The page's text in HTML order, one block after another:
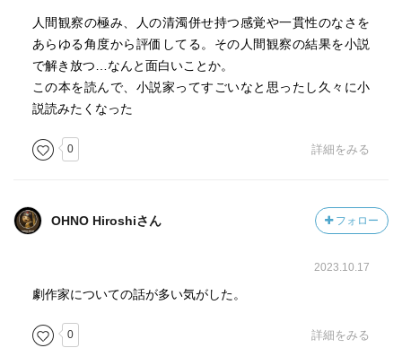
読めば直ぐ分かるように、非常に複雑な思想でも明快に表
現することは可能である。ヒュームの思想を理解するのは
の細かい含蓄まではもちろん理解できないであろう。しか
し、およそ教育のあるものなら、ヒュームの個々の文がど
る。バークリーにしても、言葉の点だけなら、彼ほど洗練
された英語を書いた人はまずいない。ものを書く人間に見
で、もう一つは我儘による。明瞭に書くことを身につける
のを怠ったが故に、曖昧な文章を書く著者は多い。この種
文芸評論家にさえ見られるのだが、これはまったく不可解
なことである。大文学者の研究で生涯を送ってきた人な
せめて明瞭に書けると思うではないか。それなのに、批評
人間観察の極み、人の清濁併せ持つ感覚や一貫性のなさを
あらゆる角度から評価してる。その人間観察の結果を小説
で解き放つ…なんと面白いことか。
この本を読んで、小説家ってすごいなと思ったし久々に小
説読みたくなった
0 詳細をみる
OHNO Hiroshiさん フォロー
2023.10.17
劇作家についての話が多い気がした。
0 詳細をみる